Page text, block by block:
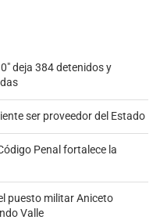
deja 384 detenidos y
ser proveedor del Estado
Penal fortalece la
puesto militar Aniceto
Valle